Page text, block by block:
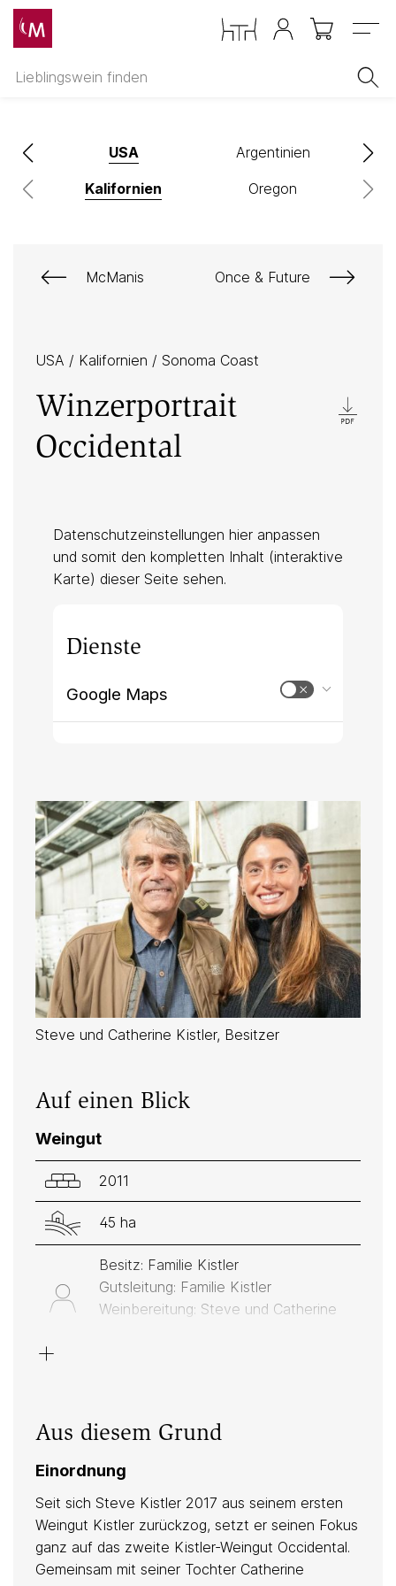
Menu
USA Argentinien
Kalifornien Oregon
McManis Once & Future
USA / Kalifornien / Sonoma Coast
Winzerportrait
Occidental
Datenschutzeinstellungen hier anpassen
und somit den kompletten Inhalt (interaktive
Karte) dieser Seite sehen.
Dienste
Google Maps
Steve und Catherine Kistler, Besitzer
Auf einen Blick
Weingut
2011
45 ha
Besitz: Familie Kistler
Gutsleitung: Familie Kistler
Weinbereitung: Steve und Catherine
Sand, Lehm
Nur bei Martel erhältlich
Anbau
+
Aus diesem Grund
Einordnung
Seit sich Steve Kistler 2017 aus seinem ersten
Weingut Kistler zurückzog, setzt er seinen Fokus
ganz auf das zweite Kistler-Weingut Occidental.
Gemeinsam mit seiner Tochter Catherine